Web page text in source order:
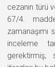
cezanın türü
67/4.
zamanaşımı
inceleme
gerektirmiş,